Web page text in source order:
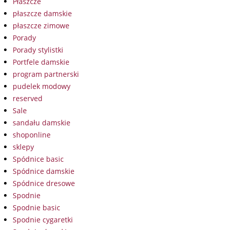
płaszcze damskie
płaszcze zimowe
Porady
Porady stylistki
Portfele damskie
program partnerski
pudelek modowy
reserved
Sale
sandału damskie
shoponline
sklepy
Spódnice basic
Spódnice damskie
Spódnice dresowe
Spodnie
Spodnie basic
Spodnie cygaretki